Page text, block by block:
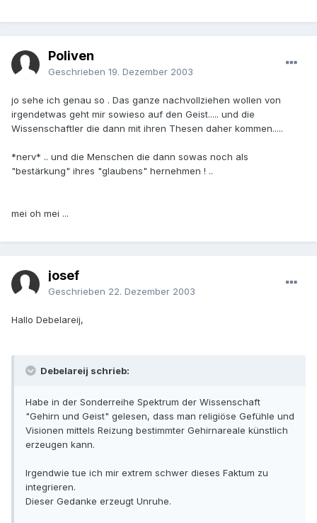
Poliven
Geschrieben 19. Dezember 2003
jo sehe ich genau so . Das ganze nachvollziehen wollen von
irgendetwas geht mir sowieso auf den Geist..... und die
Wissenschaftler die dann mit ihren Thesen daher kommen.....
*nerv* .. und die Menschen die dann sowas noch als
"bestärkung" ihres "glaubens" hernehmen ! ..
mei oh mei ...
josef
Geschrieben 22. Dezember 2003
Hallo Debelareij,
Debelareij schrieb:
Habe in der Sonderreihe Spektrum der Wissenschaft
"Gehirn und Geist" gelesen, dass man religiöse Gefühle und
Visionen mittels Reizung bestimmter Gehirnareale künstlich
erzeugen kann.
Irgendwie tue ich mir extrem schwer dieses Faktum zu
integrieren.
Dieser Gedanke erzeugt Unruhe.